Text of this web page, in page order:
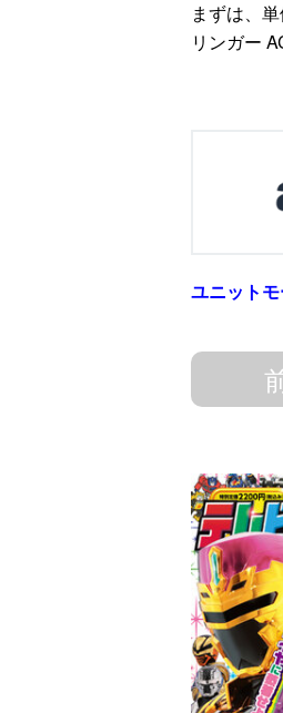
まずは、
リンガー
ユニットモ